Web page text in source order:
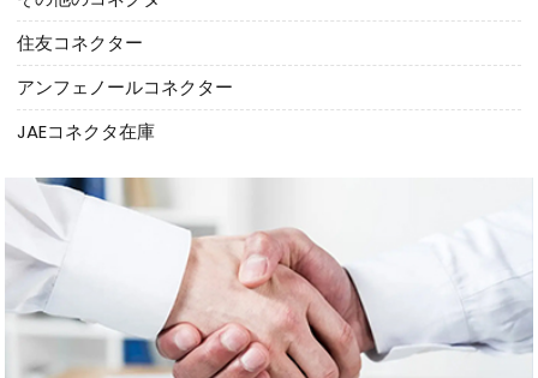
住友コネクター
アンフェノールコネクター
JAEコネクタ在庫